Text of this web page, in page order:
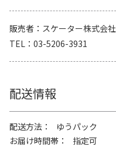
販売者
スケーター株式会社
TEL
03-5206-3931
配送情報
配送方法
ゆうパック
お届け時間帯
指定可